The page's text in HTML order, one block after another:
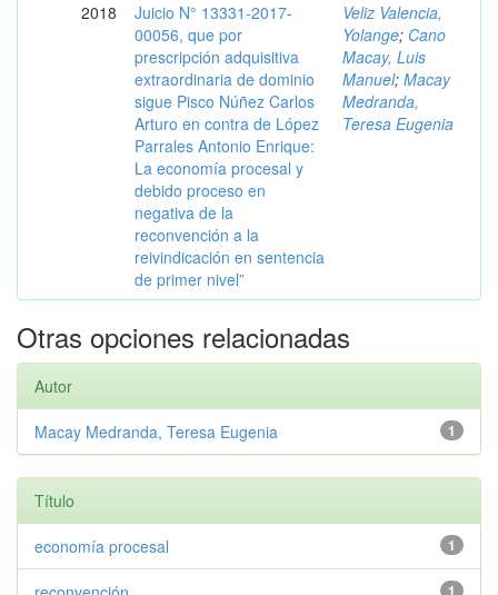
2018
Juicio N° 13331-2017-
00056, que por
prescripción adquisitiva
extraordinaria de dominio
sigue Pisco Núñez Carlos
Arturo en contra de López
Parrales Antonio Enrique:
La economía procesal y
debido proceso en
negativa de la
reconvención a la
reivindicación en sentencia
de primer nivel”
Veliz Valencia,
Yolange; Cano
Macay, Luis
Manuel; Macay
Medranda,
Teresa Eugenia
Otras opciones relacionadas
Autor
1
Macay Medranda, Teresa Eugenia
Título
1
economía procesal
1